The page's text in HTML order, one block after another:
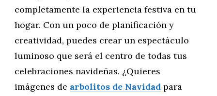
completamente la experiencia festiva en tu
hogar. Con un poco de planificación y
creatividad, puedes crear un espectáculo
luminoso que será el centro de todas tus
celebraciones navideñas. ¿Quieres
imágenes de arbolitos de Navidad para